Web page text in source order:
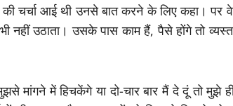
चर्चा आई थी उनसे बात करने के लिए कहा। पर
उठाता। उसके पास काम हैं, पैसे होंगे तो व्यस्त
मांगने में हिचकेंगे या दो-चार बार मैं दे दूं तो मुझे